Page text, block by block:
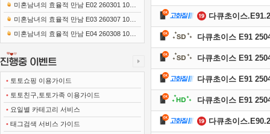
미혼남녀의 효율적 만남 E02 260301 1080
p-NEXT
미혼남녀의 효율적 만남 E03 260307 1080
p-NEXT
미혼남녀의 효율적 만남 E04 260308 1080
• 토토쇼핑 이용가이드
• 토토친구,토토가족 이용가이드
• 요일별 카테고리 서비스
• 태그검색 서비스 가이드
다큐초이스
다큐초이스 E91
다큐초이스 E91
다큐초이스 E91
다큐초이스 E91
다큐초이스